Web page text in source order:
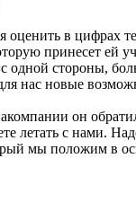
оценить в цифрах
принесет ей
одной стороны,
нас новые
он
летать с нами.
мы положим в